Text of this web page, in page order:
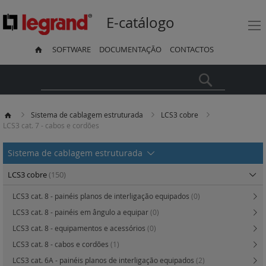
E-catálogo
SOFTWARE DOCUMENTAÇÃO CONTACTOS
Sistema de cablagem estruturada
LCS3 cobre
LCS3 cat. 7 - cabos e cordões
Sistema de cablagem estruturada
LCS3 cobre(150)
LCS3 cat. 8 - painéis planos de interligação equipados (0)
LCS3 cat. 8 - painéis em ângulo a equipar(0)
LCS3 cat. 8 - equipamentos e acessórios (0)
LCS3 cat. 8 - cabos e cordões (1)
LCS3 cat. 6A - painéis planos de interligação equipados (2)